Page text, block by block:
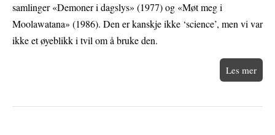
samlinger «Demoner i dagslys» (1977) og «Møt meg i
Moolawatana» (1986). Den er kanskje ikke ‘science’, men vi var
ikke et øyeblikk i tvil om å bruke den.
Les mer